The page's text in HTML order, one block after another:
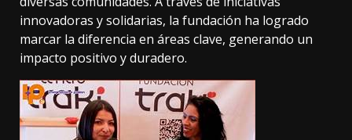
innovadoras y solidarias, la fundación ha logrado
marcar la diferencia en áreas clave, generando un
impacto positivo y duradero.